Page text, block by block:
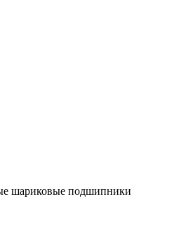
шариковые подшипники